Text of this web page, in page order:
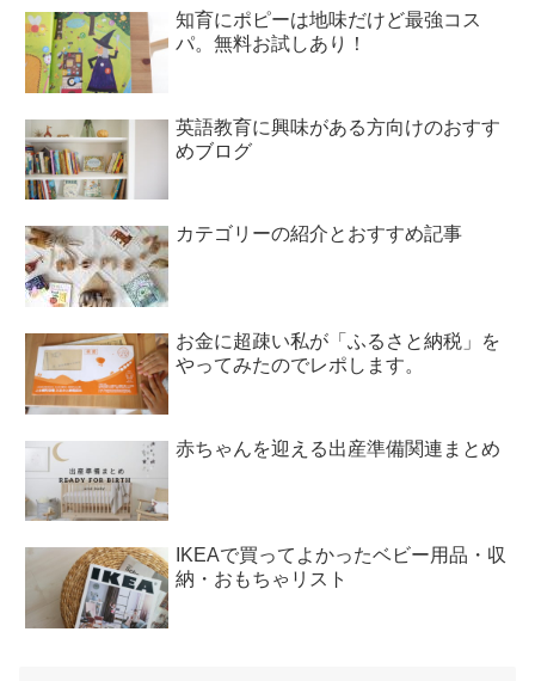
知育にポピーは地味だけど最強コス
パ。無料お試しあり！
英語教育に興味がある方向けのおすす
めブログ
カテゴリーの紹介とおすすめ記事
お金に超疎い私が「ふるさと納税」を
やってみたのでレポします。
赤ちゃんを迎える出産準備関連まとめ
IKEAで買ってよかったベビー用品・収
納・おもちゃリスト